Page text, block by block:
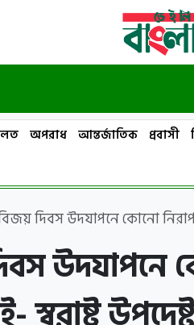
অপরাধ আন্তর্জাতিক প্রবাসী
দিবস উদযাপনে কোনো
উদযাপনে